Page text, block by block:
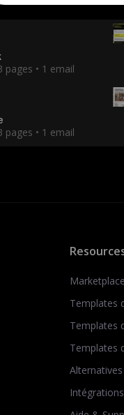
pages • 1 email
pages • 1 email
Marketplace
Templates
Templates
Templates
Alternatives
Intégrations